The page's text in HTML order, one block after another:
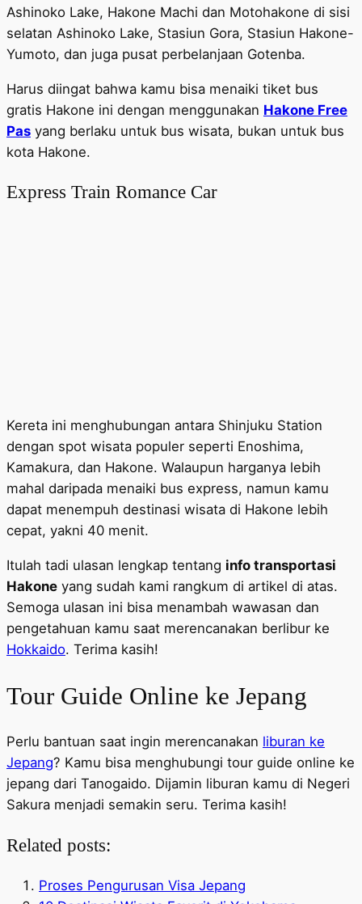
Ashinoko Lake, Hakone Machi dan Motohakone di sisi
selatan Ashinoko Lake, Stasiun Gora, Stasiun Hakone-
Yumoto, dan juga pusat perbelanjaan Gotenba.
Harus diingat bahwa kamu bisa menaiki tiket bus
gratis Hakone ini dengan menggunakan Hakone Free
Pas yang berlaku untuk bus wisata, bukan untuk bus
kota Hakone.
Express Train Romance Car
Kereta ini menghubungan antara Shinjuku Station
dengan spot wisata populer seperti Enoshima,
Kamakura, dan Hakone. Walaupun harganya lebih
mahal daripada menaiki bus express, namun kamu
dapat menempuh destinasi wisata di Hakone lebih
cepat, yakni 40 menit.
Itulah tadi ulasan lengkap tentang info transportasi
Hakone yang sudah kami rangkum di artikel di atas.
Semoga ulasan ini bisa menambah wawasan dan
pengetahuan kamu saat merencanakan berlibur ke
Hokkaido. Terima kasih!
Tour Guide Online ke Jepang
Perlu bantuan saat ingin merencanakan liburan ke
Jepang? Kamu bisa menghubungi tour guide online ke
jepang dari Tanogaido. Dijamin liburan kamu di Negeri
Sakura menjadi semakin seru. Terima kasih!
Related posts:
Proses Pengurusan Visa Jepang